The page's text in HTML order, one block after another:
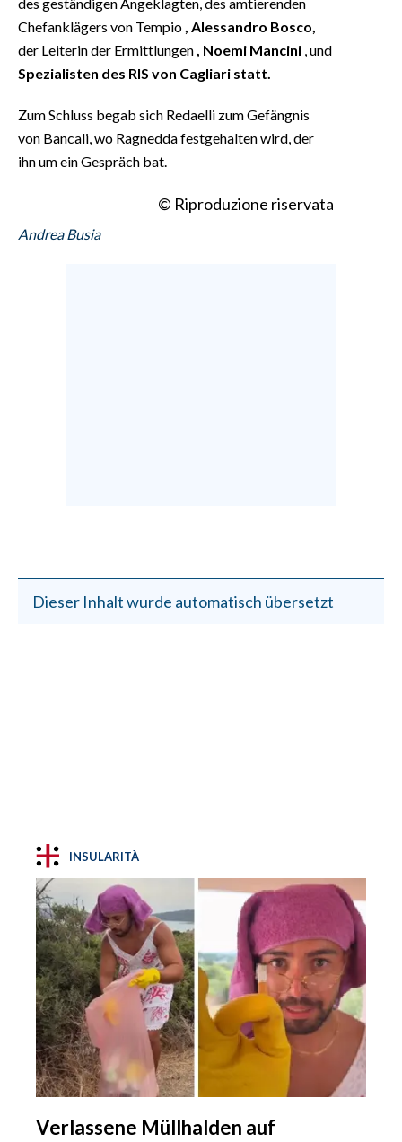
Chefanklägers von Tempio , Alessandro Bosco,
der Leiterin der Ermittlungen , Noemi Mancini , und
Spezialisten des RIS von Cagliari statt.
Zum Schluss begab sich Redaelli zum Gefängnis
von Bancali, wo Ragnedda festgehalten wird, der
ihn um ein Gespräch bat.
© Riproduzione riservata
Andrea Busia
Dieser Inhalt wurde automatisch übersetzt
INSULARITÀ
Verlassene Müllhalden auf